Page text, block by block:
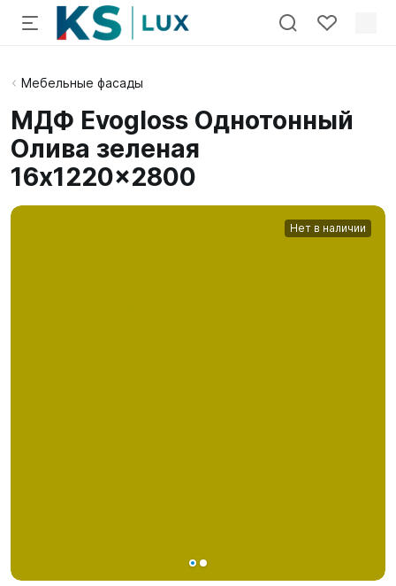
Мебельные фасады
МДФ Evogloss Однотонный
Олива зеленая
16x1220x2800
Нет в наличии